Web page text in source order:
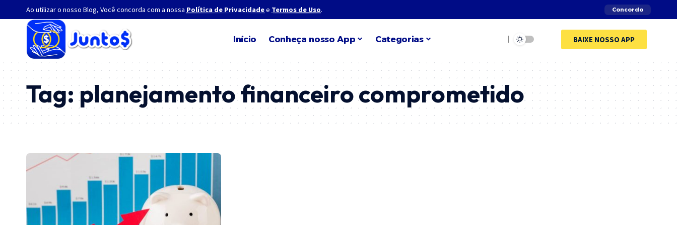
Ao utilizar o nosso Blog, Você concorda com a nossa Política de Privacidadee Termos de Uso. Concordo
Início Conheça nosso App Categorias BAIXE NOSSO APP
Tag:planejamento financeiro comprometido